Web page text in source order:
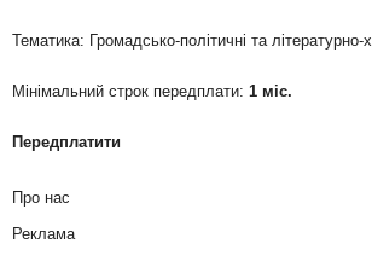
Тематика: Громадсько-політичні та
Мінімальний строк передплати: 1 міс.
Передплатити
Про нас
Реклама